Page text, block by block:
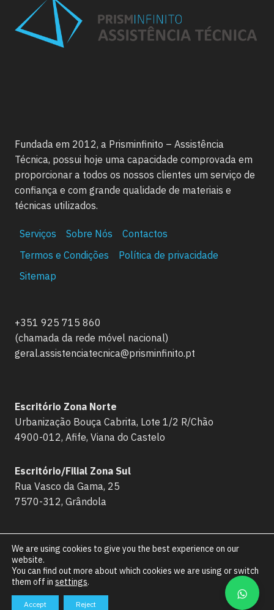
Fundada em 2012, a Prisminfinito – Assistência
Técnica, possui hoje uma capacidade comprovada em
proporcionar a todos os nossos clientes um serviço de
confiança e com grande qualidade de materiais e
técnicas utilizados.
Serviços Sobre Nós
Contactos
Termos e Condições
Política de privacidade
Sitemap
+351 925 715 860
(chamada da rede móvel nacional)
geral.assistenciatecnica@prisminfinito.pt
Escritório Zona Norte
Urbanização Bouça Cabrita, Lote 1/2 R/Chão
4900-012, Afife, Viana do Castelo
Escritório/Filial Zona Sul
Rua Vasco da Gama, 25
7570-312, Grândola
© 2026 Assistência Técnica porPRISMINFINITO//
Desenvolvido por
We are using cookies to give you the best experience on our
website.
You can find out more about which cookies we are using or switch
them off in settings.
Accept Reject